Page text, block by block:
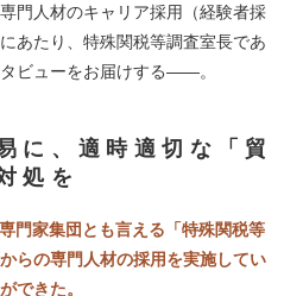
門人材のキャリア採用（経験者採
あたり、特殊関税等調査室長であ
ビューをお届けする――。
に、適時適切な「貿
処を
門家集団とも言える「特殊関税等
らの専門人材の採用を実施してい
できた。